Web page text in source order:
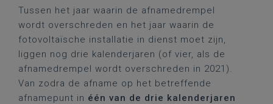
Tussen het jaar waarin de afnamedrempel
wordt overschreden en het jaar waarin de
fotovoltaïsche installatie in dienst moet zijn,
liggen nog drie kalenderjaren (of vier, als de
afnamedrempel wordt overschreden in 2021).
Van zodra de afname op het betreffende
afnamepunt in één van de drie kalenderjaren